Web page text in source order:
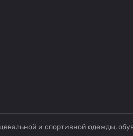
и спортивной одежды,